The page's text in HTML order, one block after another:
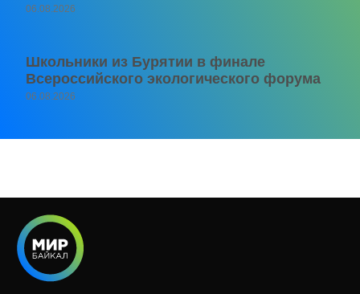
06.08.2026
Школьники из Бурятии в финале
Всероссийского экологического форума
06.08.2026